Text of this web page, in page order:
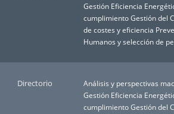
Gestión Eficiencia
cumplimiento Gestión del
de costes y eficiencia
Humanos y selección de
Directorio Análisis y perspectivas
Gestión Eficiencia
cumplimiento Gestión del